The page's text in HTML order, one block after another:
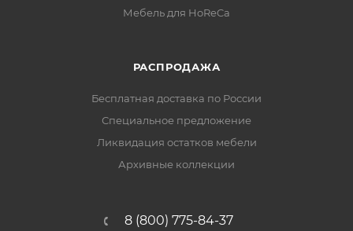
Мебель для HoReCa
РАСПРОДАЖА
Бесплатная доставка по России
Специальное предложение
Ликвидация остатков мебели
Архивные коллекции
8 (800) 775-84-37